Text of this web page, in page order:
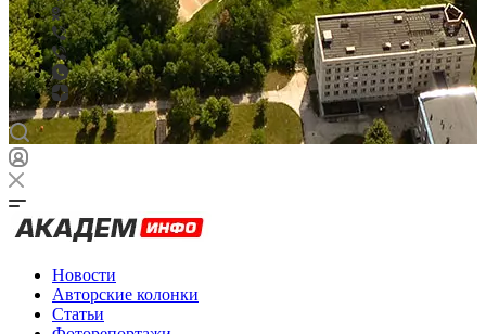
Новости
Авторские колонки
Статьи